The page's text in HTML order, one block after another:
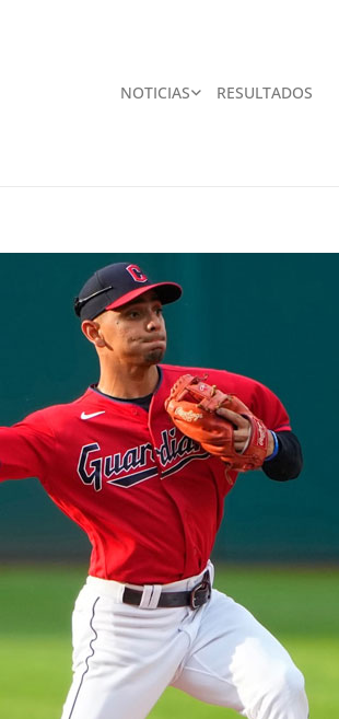
NOTICIAS RESULTADOS